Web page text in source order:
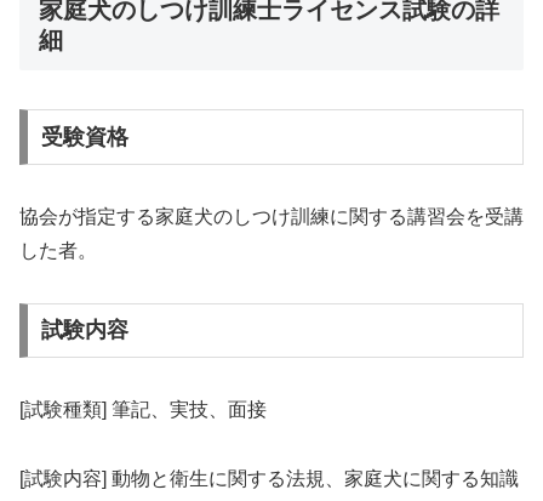
家庭犬のしつけ訓練士ライセンス試験の詳
細
受験資格
協会が指定する家庭犬のしつけ訓練に関する講習会を受講
した者。
試験内容
[試験種類] 筆記、実技、面接
[試験内容] 動物と衛生に関する法規、家庭犬に関する知識